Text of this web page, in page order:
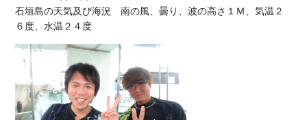
石垣島の天気及び海況　南の風、曇り、波の高さ１Ｍ、気温２